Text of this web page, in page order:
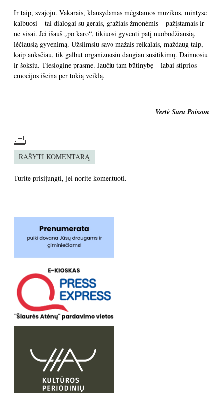
Ir taip, svajoju. Vakarais, klausydamas mėgstamos muzikos, mintyse
kalbuosi – tai dialogai su gerais, gražiais žmonėmis – pažįstamais ir
ne visai. Jei išauš „po karo“, tikiuosi gyventi patį nuobodžiausią,
lėčiausią gyvenimą. Užsiimsiu savo mažais reikalais, maždaug taip,
kaip anksčiau, tik galbūt organizuosiu daugiau susitikimų. Dainuosiu
ir šoksiu. Tiesiogine prasme. Jaučiu tam būtinybę – labai stiprios
emocijos išeina per tokią veiklą.
Vertė Sara Poisson
RAŠYTI KOMENTARĄ
Turite prisijungti, jei norite komentuoti.